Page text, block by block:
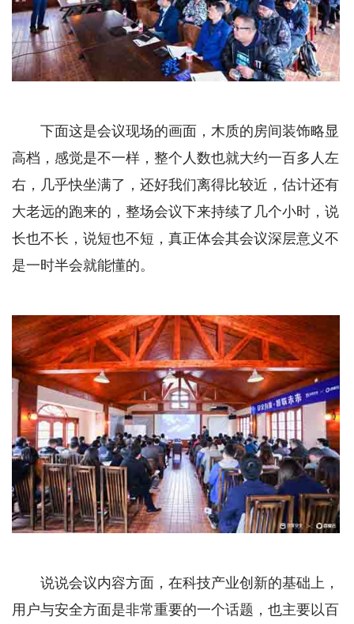
下面这是会议现场的画面，木质的房间装饰略显
高档，感觉是不一样，整个人数也就大约一百多人左
右，几乎快坐满了，还好我们离得比较近，估计还有
大老远的跑来的，整场会议下来持续了几个小时，说
长也不长，说短也不短，真正体会其会议深层意义不
是一时半会就能懂的。
说说会议内容方面，在科技产业创新的基础上，
用户与安全方面是非常重要的一个话题，也主要以百